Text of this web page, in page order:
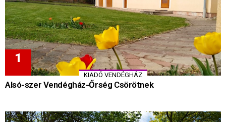
KIADÓ VENDÉGHÁZ
Alsó-szer Vendégház-Őrség Csörötnek